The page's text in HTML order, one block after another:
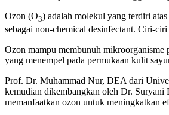
Ozon (O3) adalah molekul yang terdiri
sebagai non-chemical desinfectant. Ciri-
Ozon mampu membunuh mikroorganisme
yang menempel pada permukaan kulit
Prof. Dr. Muhammad Nur, DEA dari
kemudian dikembangkan oleh Dr.
memanfaatkan ozon untuk meningkatkan